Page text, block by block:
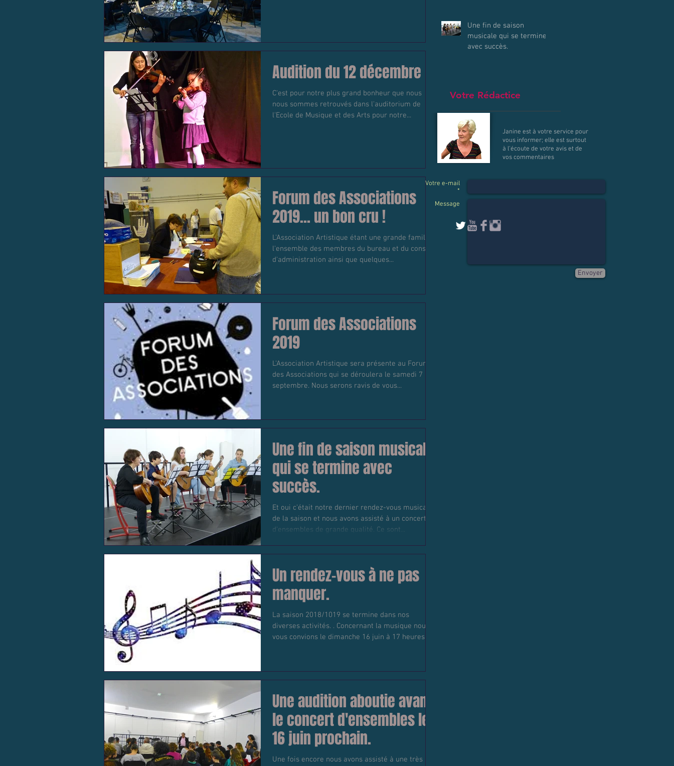
Audition du 12 décembre
C'est pour notre plus grand bonheur que nous
nous sommes retrouvés dans l'auditorium de
l'Ecole de Musique et des Arts pour notre...
Forum des Associations
2019... un bon cru !
L'Association Artistique étant une grande famille,
l'ensemble des membres du bureau et du conseil
d'administration ainsi que quelques...
Forum des Associations
2019
L'Association Artistique sera présente au Forum
des Associations qui se déroulera le samedi 7
septembre. Nous serons ravis de vous...
Une fin de saison musicale
qui se termine avec
succès.
Et oui c'était notre dernier rendez-vous musical
de la saison et nous avons assisté à un concert
d'ensembles de grande qualité. Ce sont...
Un rendez-vous à ne pas
manquer.
La saison 2018/1019 se termine dans nos
diverses activités. . Concernant la musique nous
vous convions le dimanche 16 juin à 17 heures...
Une audition aboutie avant
le concert d'ensembles le
16 juin prochain.
Une fois encore nous avons assisté à une très
Une fin de saison
musicale qui se termine
avec succès.
Votre Rédactice
Janine est à votre service pour
vous informer; elle est surtout
à l'écoute de votre avis et de
vos commentaires
Votre e-mail
*
Message
Envoyer